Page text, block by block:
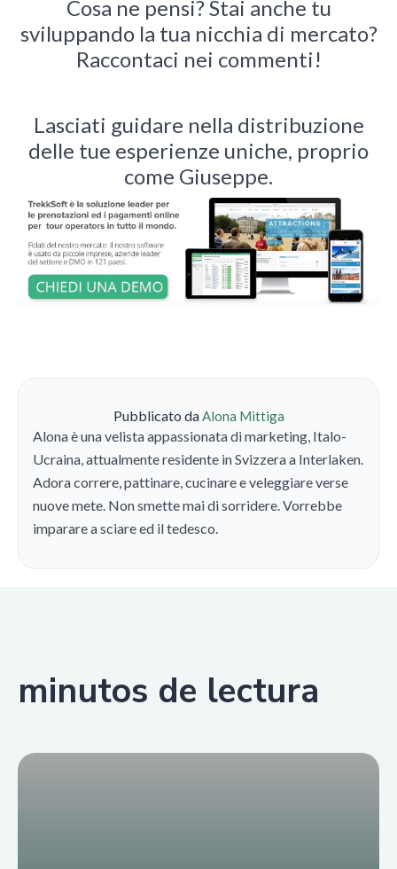
Cosa ne pensi? Stai anche tu
sviluppando la tua nicchia di mercato?
Raccontaci nei commenti!
Lasciati guidare nella distribuzione
delle tue esperienze uniche, proprio
come Giuseppe.
Pubblicato daAlona Mittiga
Alona è una velista appassionata di marketing, Italo-
Ucraina, attualmente residente in Svizzera a Interlaken.
Adora correre, pattinare, cucinare e veleggiare verse
nuove mete. Non smette mai di sorridere. Vorrebbe
imparare a sciare ed il tedesco.
minutos de lectura